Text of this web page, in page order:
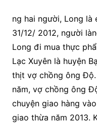
ng hai người, Long
31/12/ 2012, người
Long đi mua thực
Lạc Xuyên là huyện
thịt vợ chồng ông
năm, vợ chồng ông
chuyện giao hàng
giao thừa năm 2013.